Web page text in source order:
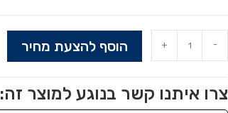
-
+ הוסף להצעת מחיר
צרו איתנו קשר בנוגע למוצר זה: